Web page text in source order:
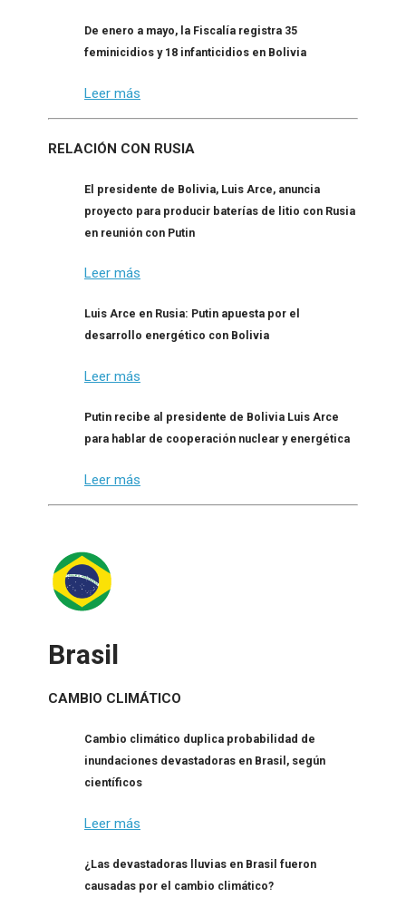
De enero a mayo, la Fiscalía registra 35
feminicidios y 18 infanticidios en Bolivia
Leer más
RELACIÓN CON RUSIA
El presidente de Bolivia, Luis Arce, anuncia
proyecto para producir baterías de litio con Rusia
en reunión con Putin
Leer más
Luis Arce en Rusia: Putin apuesta por el
desarrollo energético con Bolivia
Leer más
Putin recibe al presidente de Bolivia Luis Arce
para hablar de cooperación nuclear y energética
Leer más
Brasil
CAMBIO CLIMÁTICO
Cambio climático duplica probabilidad de
inundaciones devastadoras en Brasil, según
científicos
Leer más
¿Las devastadoras lluvias en Brasil fueron
causadas por el cambio climático?